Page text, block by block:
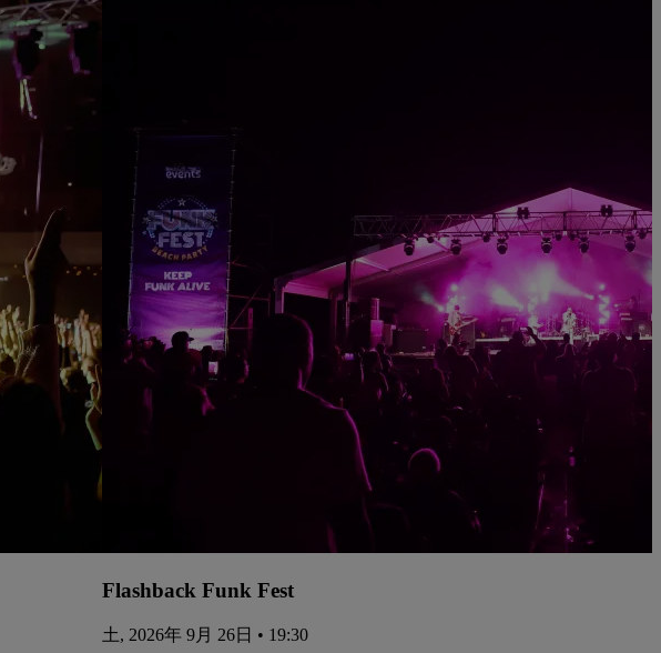
Flashback Funk Fest
土, 2026年 9月 26日 • 19:30